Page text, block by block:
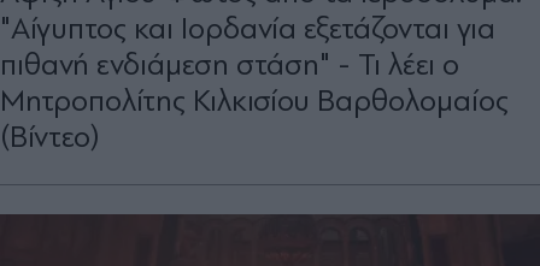
"Αίγυπτος και Ιορδανία εξετάζονται για
πιθανή ενδιάμεση στάση" - Τι λέει ο
Μητροπολίτης Κιλκισίου Βαρθολομαίος
(Βίντεο)